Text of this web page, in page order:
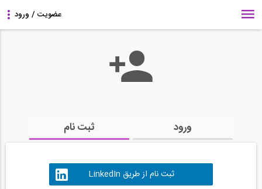
ورود ثبت نام
ثبت نام از طریق LinkedIn